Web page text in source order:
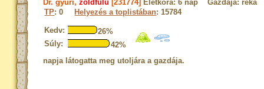
Dr. gyuri,zöldfülű [231774] Életkora: 6 nap Gazdája: reka
TP: 0 Helyezés a toplistában: 15784
Kedv:
26%
Súly:
42%
napja látogatta meg utoljára a gazdája.